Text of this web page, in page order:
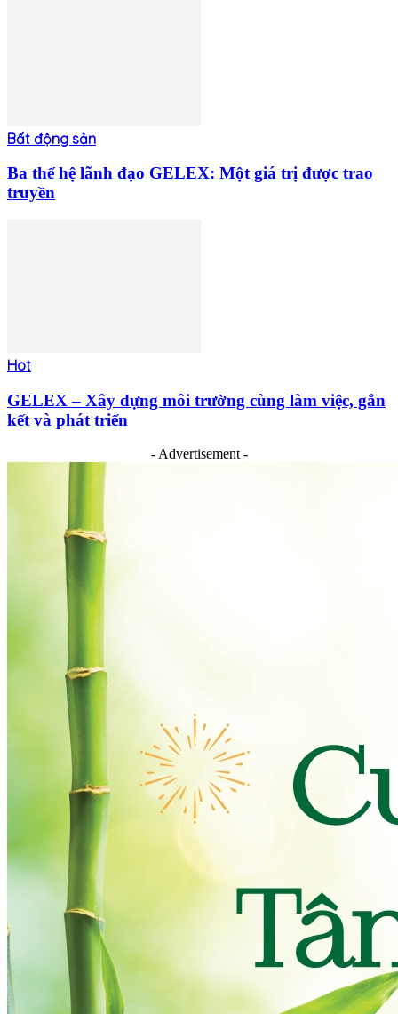
Bất động sản
Ba thế hệ lãnh đạo GELEX: Một giá trị được trao
truyền
Hot
GELEX – Xây dựng môi trường cùng làm việc, gắn
kết và phát triển
- Advertisement -